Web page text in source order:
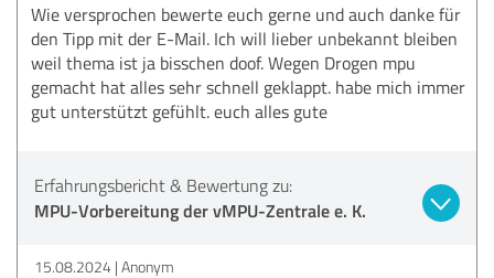
Wie versprochen bewerte euch gerne und auch danke für
den Tipp mit der E-Mail. Ich will lieber unbekannt bleiben
weil thema ist ja bisschen doof. Wegen Drogen mpu
gemacht hat alles sehr schnell geklappt. habe mich immer
gut unterstützt gefühlt. euch alles gute
Erfahrungsbericht & Bewertung zu:
MPU-Vorbereitung der vMPU-Zentrale e. K.
15.08.2024 Anonym